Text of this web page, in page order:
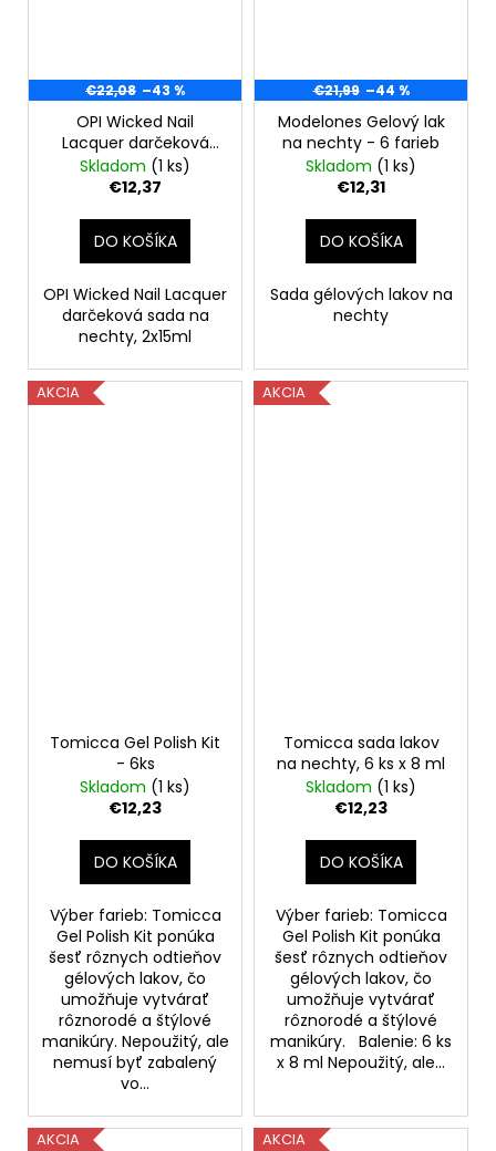
€22,08 –43 %
OPI Wicked Nail
Lacquer darčeková
sada na nechty,
2x15ml
Skladom (1 ks)
€12,37
DO KOŠÍKA
OPI Wicked Nail Lacquer
darčeková sada na
nechty, 2x15ml
€21,99 –44 %
Modelones Gelový lak
na nechty - 6 farieb
Skladom (1 ks)
€12,31
DO KOŠÍKA
Sada gélových lakov na
nechty
AKCIA
Tomicca Gel Polish Kit
- 6ks
Skladom (1 ks)
€12,23
DO KOŠÍKA
Výber farieb: Tomicca
Gel Polish Kit ponúka
šesť rôznych odtieňov
gélových lakov, čo
umožňuje vytvárať
rôznorodé a štýlové
manikúry. Nepoužitý, ale
nemusí byť zabalený
vo...
AKCIA
Tomicca sada lakov
na nechty, 6 ks x 8 ml
Skladom (1 ks)
€12,23
DO KOŠÍKA
Výber farieb: Tomicca
Gel Polish Kit ponúka
šesť rôznych odtieňov
gélových lakov, čo
umožňuje vytvárať
rôznorodé a štýlové
manikúry. Balenie: 6 ks
x 8 ml Nepoužitý, ale...
AKCIA AKCIA